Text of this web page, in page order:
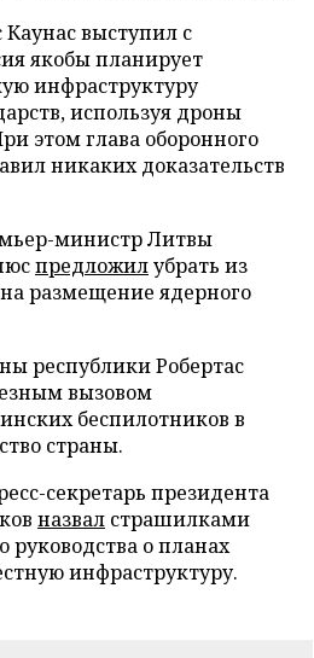
выступил с
якобы планирует
инфраструктуру
используя дроны
этом глава оборонного
никаких доказательств
министр Литвы
предложилубрать из
размещение ядерного
республики Робертас
вызовом
беспилотников в
страны.
секретарь президента
назвал страшилками
руководства о планах
инфраструктуру.